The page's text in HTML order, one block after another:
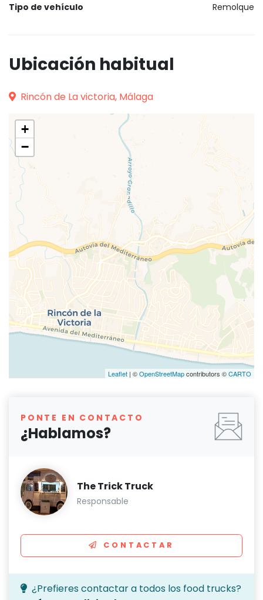
Tipo de vehículo Remolque
Ubicación habitual
Rincón de La victoria, Málaga
+
−
Leaflet | ©OpenStreetMapcontributors ©CARTO
PONTE EN CONTACTO
¿Hablamos?
The Trick Truck
Responsable
CONTACTAR
¿Prefieres contactar a todos los food trucks?